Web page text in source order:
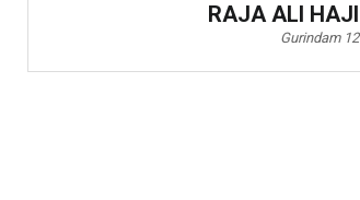
RAJA ALI HAJI
Gurindam 12